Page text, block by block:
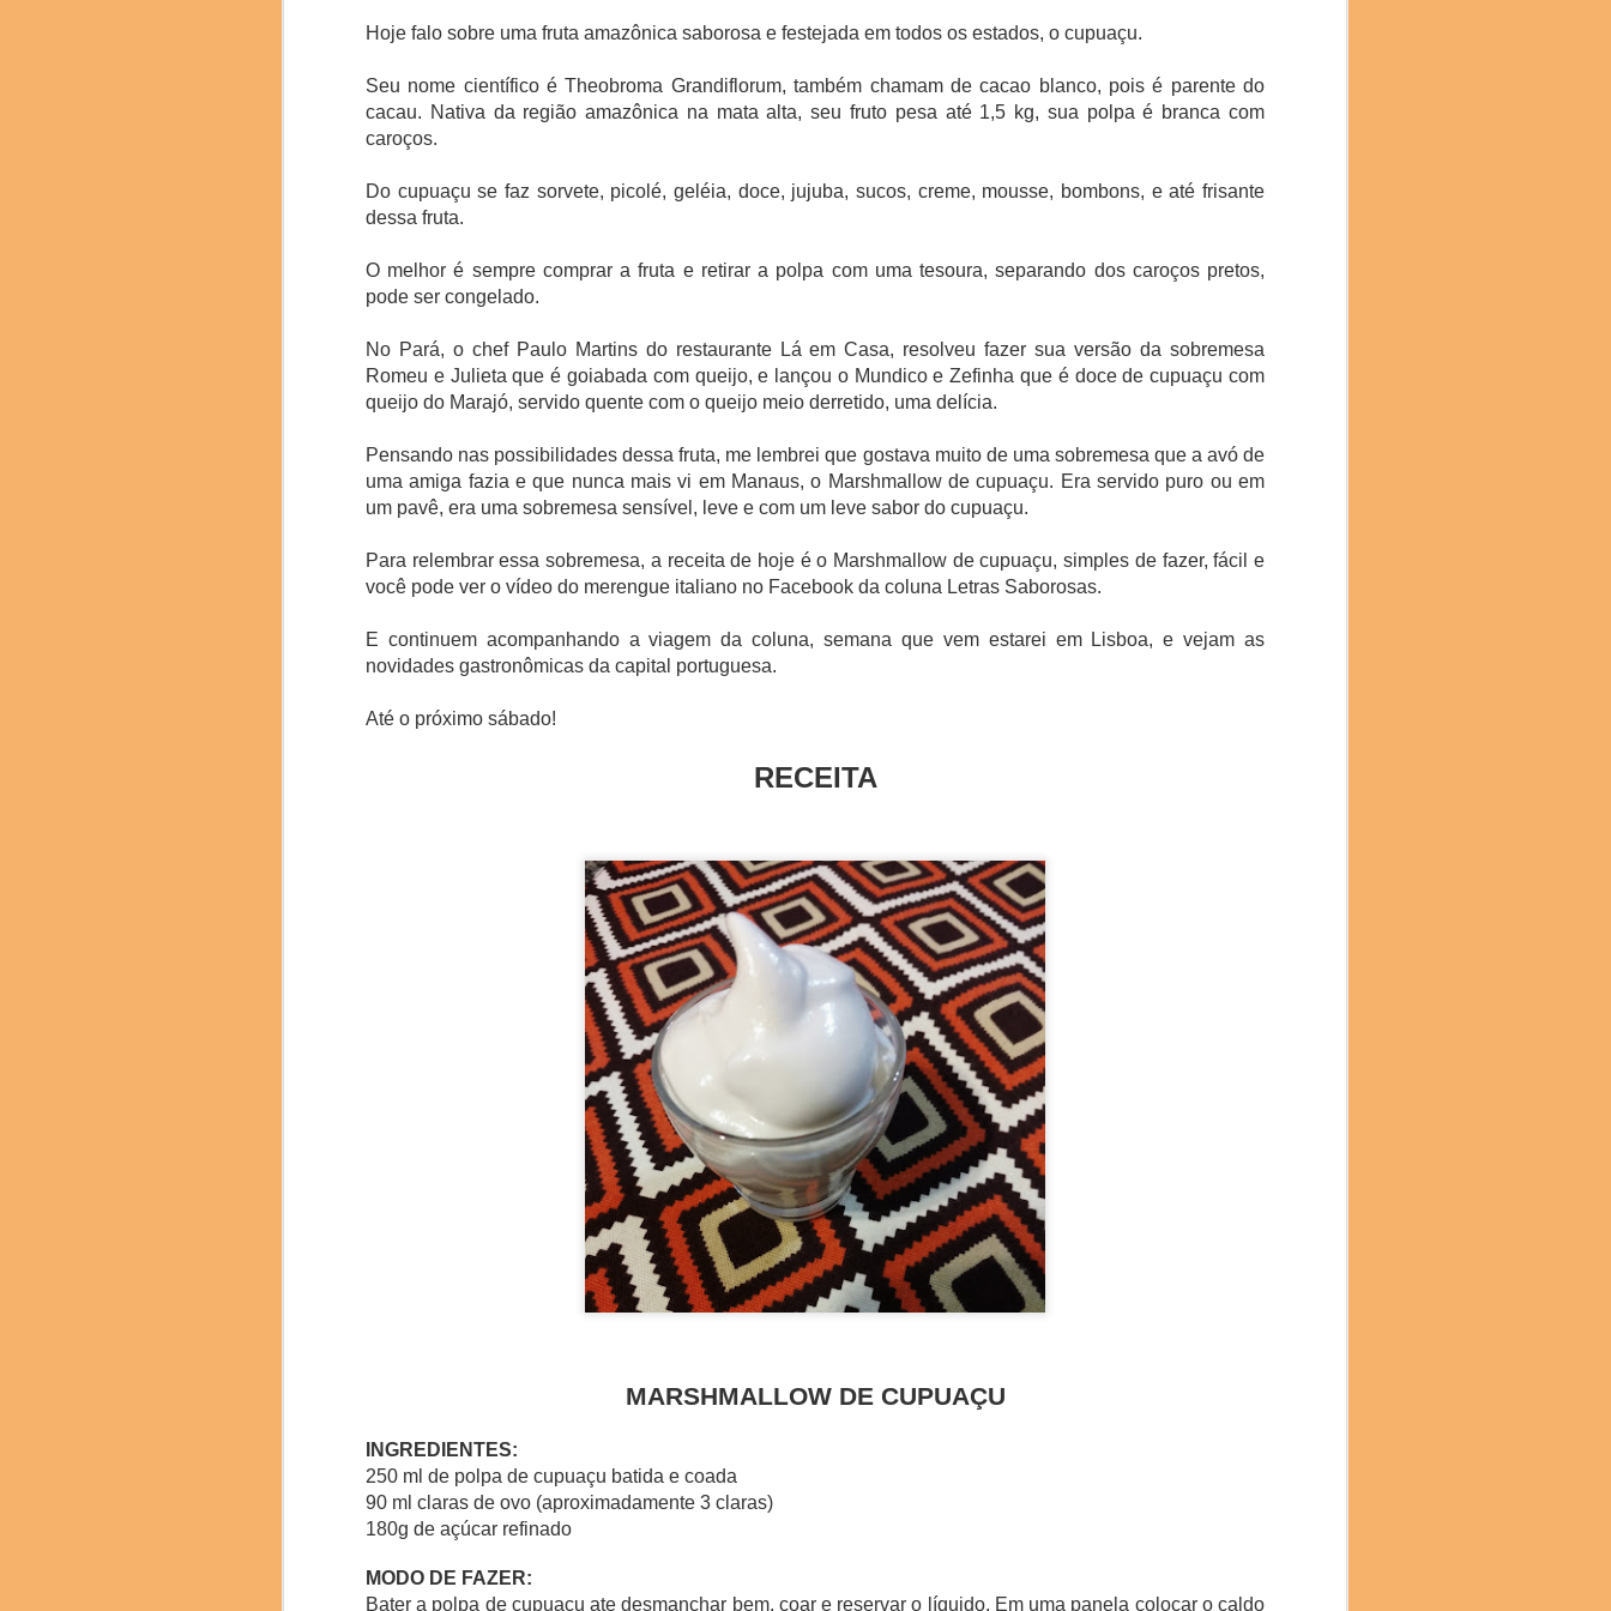
Hoje falo sobre uma fruta amazônica saborosa e festejada em todos os estados, o cupuaçu.
Seu nome científico é Theobroma Grandiflorum, também chamam de cacao blanco, pois é parente do
cacau. Nativa da região amazônica na mata alta, seu fruto pesa até 1,5 kg, sua polpa é branca com
caroços.
Do cupuaçu se faz sorvete, picolé, geléia, doce, jujuba, sucos, creme, mousse, bombons, e até frisante
dessa fruta.
O melhor é sempre comprar a fruta e retirar a polpa com uma tesoura, separando dos caroços pretos,
pode ser congelado.
No Pará, o chef Paulo Martins do restaurante Lá em Casa, resolveu fazer sua versão da sobremesa
Romeu e Julieta que é goiabada com queijo, e lançou o Mundico e Zefinha que é doce de cupuaçu com
queijo do Marajó, servido quente com o queijo meio derretido, uma delícia.
Pensando nas possibilidades dessa fruta, me lembrei que gostava muito de uma sobremesa que a avó de
uma amiga fazia e que nunca mais vi em Manaus, o Marshmallow de cupuaçu. Era servido puro ou em
um pavê, era uma sobremesa sensível, leve e com um leve sabor do cupuaçu.
Para relembrar essa sobremesa, a receita de hoje é o Marshmallow de cupuaçu, simples de fazer, fácil e
você pode ver o vídeo do merengue italiano no Facebook da coluna Letras Saborosas.
E continuem acompanhando a viagem da coluna, semana que vem estarei em Lisboa, e vejam as
novidades gastronômicas da capital portuguesa.
Até o próximo sábado!
RECEITA
MARSHMALLOW DE CUPUAÇU
INGREDIENTES:
250 ml de polpa de cupuaçu batida e coada
90 ml claras de ovo (aproximadamente 3 claras)
180g de açúcar refinado
MODO DE FAZER:
Bater a polpa de cupuaçu ate desmanchar bem, coar e reservar o líquido. Em uma panela colocar o caldo
O congresso mundial de Ciência e Cozinha que aconteceu na Universidade de Barcelona no mês passado, trouxe
entre outros.
A prestigiada marca chinesa de bebidas Fenjiu se juntou como uma das patrocinadoras oficiais do evento. Com mais
baijiu de aroma leve. Seu processo de produção, que mistura técnicas antigas e modernas, é obtido por meio de
destilação e envelhecimento em recipientes de cerâmica, o que tornou mundialmente conhecido por seu equilíbrio e
delicadeza. O Fenjiu é um símbolo de tradição e excelência na cultura chinesa. Seu aroma delicado e sabor
Pere Castells , diretor do Science & Cooking World Congress, enfatizou a importância desta colaboração: “Estamos
qualidade refletem os valores que promovemos no evento: respeito pela tradição e inovação no mundo da
gastronomia e da ciência.”
descobrissem nuances e a história por trás de um dos destilados mais valorizados da China.
Fenjiu, um licor tradicional com mais de 60000 anos de tradição.
O Science & Cooking World Congress é um evento de renome internacional que reúne chefs, cientistas,
pesquisadores e profissionais da indústria para trocar conhecimento e explorar o futuro da alimentação sustentável. A
edição deste ano se concentrou na intersecção entre ciência e gastronomia, com ênfase particular na
sustentabilidade como um pilar fundamental para o futuro dos sistemas alimentares globais.